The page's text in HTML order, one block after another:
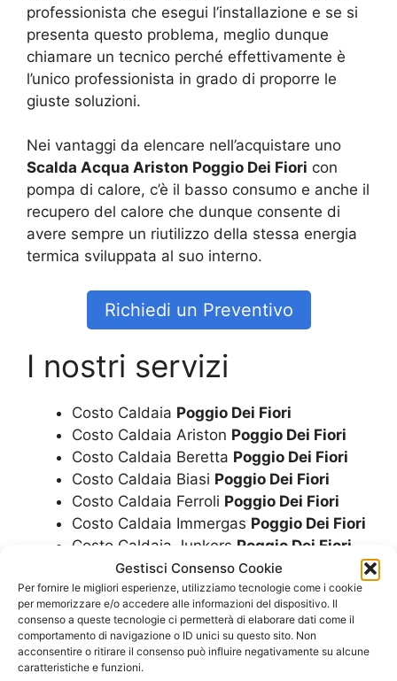
Gestisci Consenso Cookie
Per fornire le migliori esperienze, utilizziamo tecnologie come i cookie
per memorizzare e/o accedere alle informazioni del dispositivo. Il
consenso a queste tecnologie ci permetterà di elaborare dati come il
comportamento di navigazione o ID unici su questo sito. Non
acconsentire o ritirare il consenso può influire negativamente su alcune
caratteristiche e funzioni.
professionista che esegui l’installazione e se si
presenta questo problema, meglio dunque
chiamare un tecnico perché effettivamente è
l’unico professionista in grado di proporre le
giuste soluzioni.
Nei vantaggi da elencare nell’acquistare uno
Scalda Acqua Ariston Poggio Dei Fiori con
pompa di calore, c’è il basso consumo e anche il
recupero del calore che dunque consente di
avere sempre un riutilizzo della stessa energia
termica sviluppata al suo interno.
Richiedi un Preventivo
I nostri servizi
Costo Caldaia Poggio Dei Fiori
Costo Caldaia Ariston Poggio Dei Fiori
Costo Caldaia Beretta Poggio Dei Fiori
Costo Caldaia Biasi Poggio Dei Fiori
Costo Caldaia Ferroli Poggio Dei Fiori
Costo Caldaia Immergas Poggio Dei Fiori
Costo Caldaia Junkers Poggio Dei Fiori
Costo Caldaia RielloPoggio Dei Fiori
Costo Caldaia RinnaiPoggio Dei Fiori
Costo Caldaia A CondensazionePoggio
Dei Fiori
Costo CaldaiePoggio Dei Fiori